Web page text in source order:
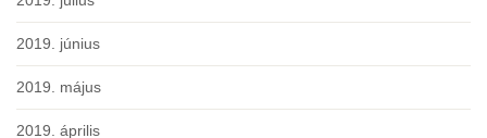
2019. június
2019. május
2019. április